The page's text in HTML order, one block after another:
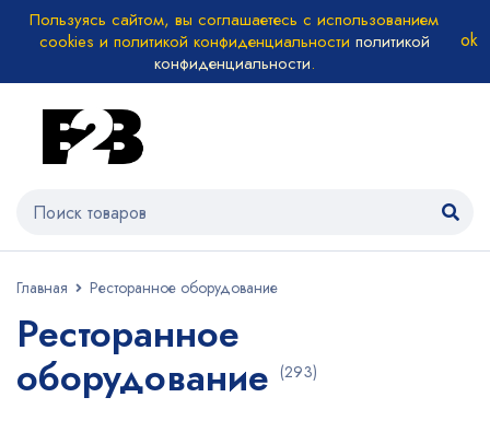
Пользуясь сайтом, вы соглашаетесь с использованием
cookies и политикой конфиденциальности политикой
конфиденциальности.
Главная Ресторанное оборудование
Ресторанное
оборудование (293)